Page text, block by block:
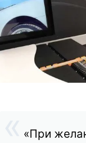
«При